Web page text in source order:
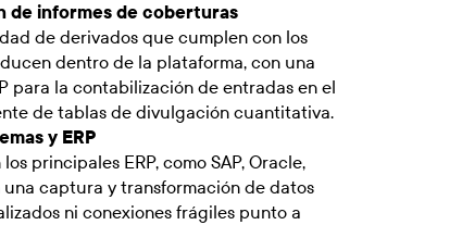
de informes de coberturas
de derivados que cumplen con los
dentro de la plataforma, con una
para la contabilización de entradas en el
de tablas de divulgación cuantitativa.
y ERP
principales ERP, como SAP, Oracle,
captura y transformación de datos
ni conexiones frágiles punto a